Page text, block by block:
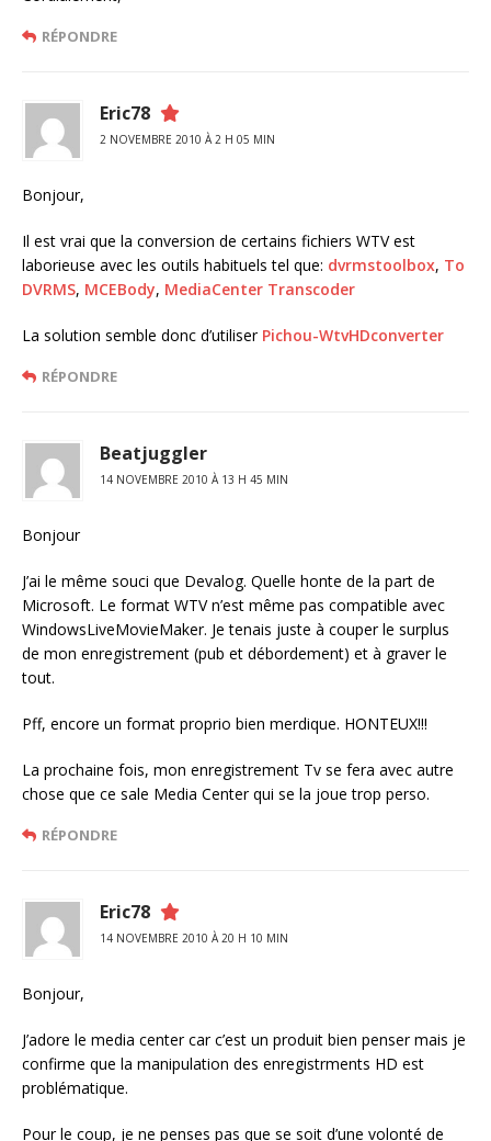
RÉPONDRE
Eric78
2 NOVEMBRE 2010 À 2 H 05 MIN
Bonjour,
Il est vrai que la conversion de certains fichiers WTV est
laborieuse avec les outils habituels tel que: dvrmstoolbox, To
DVRMS, MCEBody, MediaCenter Transcoder
La solution semble donc d’utiliser Pichou-WtvHDconverter
RÉPONDRE
Beatjuggler
14 NOVEMBRE 2010 À 13 H 45 MIN
Bonjour
J’ai le même souci que Devalog. Quelle honte de la part de
Microsoft. Le format WTV n’est même pas compatible avec
WindowsLiveMovieMaker. Je tenais juste à couper le surplus
de mon enregistrement (pub et débordement) et à graver le
tout.
Pff, encore un format proprio bien merdique. HONTEUX!!!
La prochaine fois, mon enregistrement Tv se fera avec autre
chose que ce sale Media Center qui se la joue trop perso.
RÉPONDRE
Eric78
14 NOVEMBRE 2010 À 20 H 10 MIN
Bonjour,
J’adore le media center car c’est un produit bien penser mais je
confirme que la manipulation des enregistrments HD est
problématique.
Pour le coup, je ne penses pas que se soit d’une volonté de